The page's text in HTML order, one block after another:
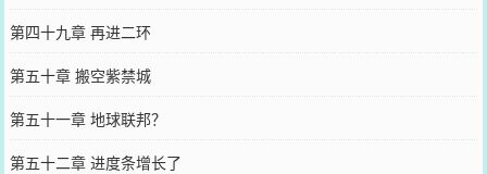
第四十九章 再进二环
第五十章 搬空紫禁城
第五十一章 地球联邦？
第五十二章 进度条增长了